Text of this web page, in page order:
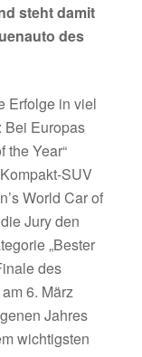
steht damit
des
Erfolge in viel
Bei Europas
the Year“
SUV
World Car of
Jury den
„Bester
des
6. März
Jahres
wichtigsten